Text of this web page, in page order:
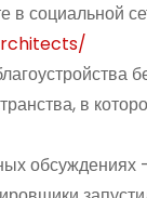
в социальной
в